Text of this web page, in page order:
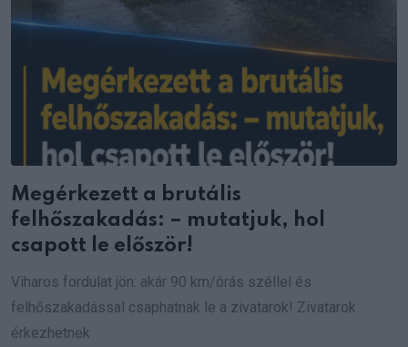
Megérkezett a brutális
felhőszakadás: – mutatjuk, hol
csapott le először!
Viharos fordulat jön: akár 90 km/órás széllel és
felhőszakadással csaphatnak le a zivatarok! Zivatarok
érkezhetnek